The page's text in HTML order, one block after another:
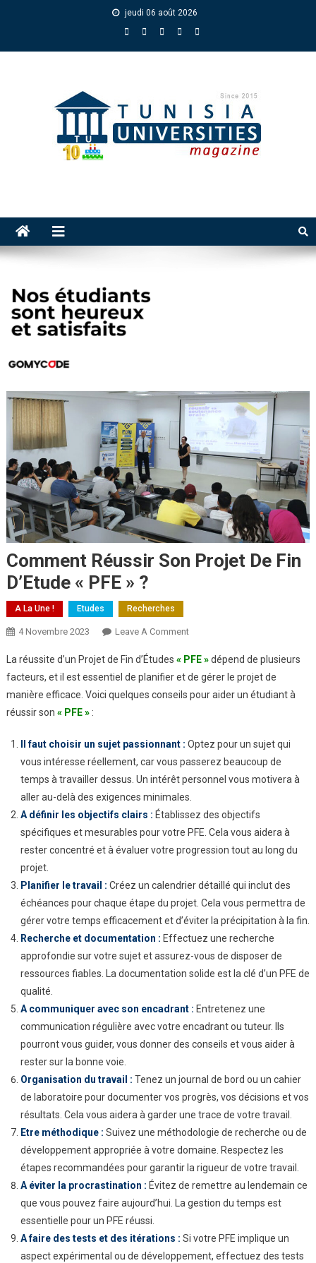
jeudi 06 août 2026
Comment Réussir Son Projet De Fin
D’Etude « PFE » ?
A La Une ! Etudes Recherches
4 Novembre 2023 Leave A Comment
La réussite d’un Projet de Fin d’Études « PFE »dépend de plusieurs
facteurs, et il est essentiel de planifier et de gérer le projet de
manière efficace. Voici quelques conseils pour aider un étudiant à
réussir son « PFE »:
Il faut choisir un sujet passionnant : Optez pour un sujet qui
vous intéresse réellement, car vous passerez beaucoup de
temps à travailler dessus. Un intérêt personnel vous motivera à
aller au-delà des exigences minimales.
A définir les objectifs clairs : Établissez des objectifs
spécifiques et mesurables pour votre PFE. Cela vous aidera à
rester concentré et à évaluer votre progression tout au long du
projet.
Planifier le travail : Créez un calendrier détaillé qui inclut des
échéances pour chaque étape du projet. Cela vous permettra de
gérer votre temps efficacement et d’éviter la précipitation à la fin.
Recherche et documentation : Effectuez une recherche
approfondie sur votre sujet et assurez-vous de disposer de
ressources fiables. La documentation solide est la clé d’un PFE de
qualité.
A communiquer avec son encadrant : Entretenez une
communication régulière avec votre encadrant ou tuteur. Ils
pourront vous guider, vous donner des conseils et vous aider à
rester sur la bonne voie.
Organisation du travail : Tenez un journal de bord ou un cahier
de laboratoire pour documenter vos progrès, vos décisions et vos
résultats. Cela vous aidera à garder une trace de votre travail.
Etre méthodique : Suivez une méthodologie de recherche ou de
développement appropriée à votre domaine. Respectez les
étapes recommandées pour garantir la rigueur de votre travail.
A éviter la procrastination : Évitez de remettre au lendemain ce
que vous pouvez faire aujourd’hui. La gestion du temps est
essentielle pour un PFE réussi.
A faire des tests et des itérations : Si votre PFE implique un
aspect expérimental ou de développement, effectuez des tests